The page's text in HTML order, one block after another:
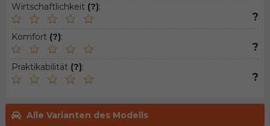
Wirtschaftlichkeit (?):
?
Komfort (?):
?
Praktikabilität (?):
?
Alle Varianten des Modells